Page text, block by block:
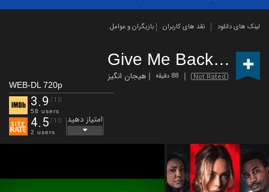
لینک های دانلود نقد های کاربران بازیگران و عوامل
Give Me Back My Baby
Not Rated 88 دقیقه هیجان انگیز
WEB-DL 720p
3.9 /10
58 users
4.5/10
2 users
امتیاز دهید